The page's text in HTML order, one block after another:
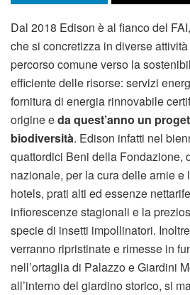
Dal 2018 Edison è al fianco del
che si concretizza in diverse
percorso comune verso la
efficiente delle risorse: servizi
fornitura di energia rinnovabile
origine eda quest’anno un
biodiversità. Edison infatti nel
quattordici Beni della Fondazione,
nazionale, per la cura delle arnie e
hotels, prati alti ed essenze
infiorescenze stagionali e la
specie di insetti impollinatori.
verranno ripristinate e rimesse in
nell’ortaglia di Palazzo e Giardini
all’interno del giardino storico, si